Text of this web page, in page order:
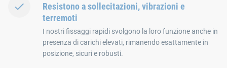
Resistono a sollecitazioni, vibrazioni e
terremoti
I nostri fissaggi rapidi svolgono la loro funzione anche in
presenza di carichi elevati, rimanendo esattamente in
posizione, sicuri e robusti.